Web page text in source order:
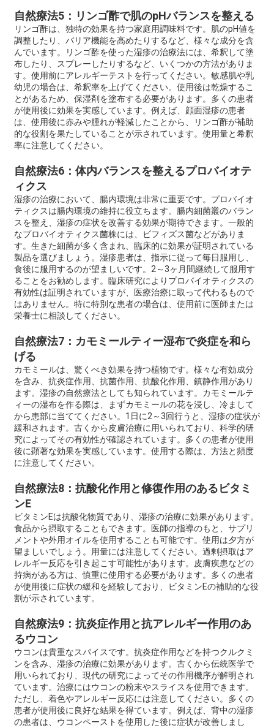
自然療法5：リンゴ酢で肌のpHバランスを整える
リンゴ酢は、独特の効果を持つ家庭用調味料です。肌のpH値を
調整したり、バリア機能を高めたりするなど、様々な成分を含
んでいます。リンゴ酢を使った湿疹の治療法には、希釈して塗
布したり、スプレーしたりするなど、いくつかの方法がありま
す。使用前にアレルギーテストを行ってください。敏感肌や乳
幼児の場合は、希釈率を上げてください。使用後は乾燥するこ
とがあるため、保湿剤を塗布する必要があります。多くの患者
が使用後に効果を実感しています。例えば、顔面湿疹の患者
は、使用後に赤みや腫れが軽減したことから、リンゴ酢が補助
的な役割を果たしていることが示されています。使用量と希釈
率に注意してください。
自然療法6：体内バランスを整えるプロバイオテ
ィクス
湿疹の治療において、腸内環境は非常に重要です。プロバイオ
ティクスは腸内環境の維持に役立ちます。腸内細菌叢のバラン
スを整え、湿疹の症状を改善する効果が期待できます。一般的
なプロバイオティクス菌株には、ビフィズス菌などがありま
す。生きた細菌が多く含まれ、臨床的に効果が証明されている
製品を選びましょう。湿疹患者は、指示に従って毎日服用し、
食後に服用するのが望ましいです。2～3ヶ月間継続して服用す
ることをお勧めします。臨床研究によりプロバイオティクスの
有効性は証明されていますが、医療治療に取って代わるもので
はありません。特に特別な患者の場合は、使用前に医師または
栄養士に相談してください。
自然療法7：カモミールティー湿布で炎症を和ら
げる
カモミールは、驚くべき効果を持つ植物です。様々な有効成分
を含み、抗炎症作用、抗菌作用、抗酸化作用、鎮静作用があり
ます。湿疹の自然療法としても知られています。カモミールテ
ィーの湿布を作る際は、まずカモミールの花を浸し、冷まして
から患部に当ててください。1日に2～3回行うと、湿疹の症状が
緩和されます。古くから皮膚治療に用いられており、科学的研
究によってその有効性が確認されています。多くの患者が使用
後に顕著な効果を実感しています。使用する際は、方法と頻度
に注意してください。
自然療法8：抗酸化作用と修復作用のあるビタミ
ンE
ビタミンEは抗酸化物質であり、湿疹の治療に効果があります。
食品から摂取することもできます。医師の指導のもと、サプリ
メントや外用オイルを使用することも可能です。使用は夕方が
望ましいでしょう。用量には注意してください。過剰摂取はア
レルギー反応を引き起こす可能性があります。皮膚疾患などの
持病がある方は、慎重に使用する必要があります。多くの患者
が使用後に症状の緩和を経験しており、ビタミンEの補助的な役
割が示されています。
自然療法9：抗炎症作用と抗アレルギー作用のあ
るウコン
ウコンは貴重なスパイスです。抗炎症作用などを持つクルクミ
ンを含み、湿疹の治療に効果があります。古くから伝統医学で
用いられており、現代の研究によってその作用機序が解明され
ています。治療にはウコンの粉末やスライスを使用できます。
ただし、着色やアレルギー反応には注意してください。多くの
患者が使用後に良好な結果を得ています。例えば、背中の湿疹
の患者は、ウコンペーストを使用した後に症状が改善しまし